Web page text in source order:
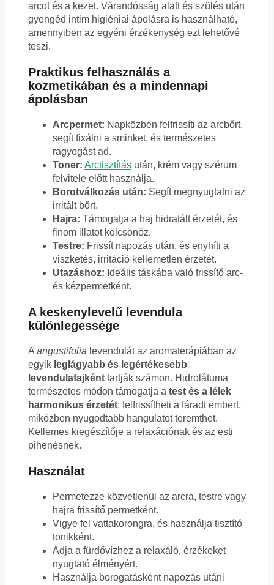
arcot és a kezet. Várandósság alatt és szülés után
gyengéd intim higiéniai ápolásra is használható,
amennyiben az egyéni érzékenység ezt lehetővé
teszi.
Praktikus felhasználás a
kozmetikában és a mindennapi
ápolásban
Arcpermet: Napközben felfrissíti az arcbőrt,
segít fixálni a sminket, és természetes
ragyogást ad.
Toner: Arctisztítás után, krém vagy szérum
felvitele előtt használja.
Borotválkozás után: Segít megnyugtatni az
irritált bőrt.
Hajra: Támogatja a haj hidratált érzetét, és
finom illatot kölcsönöz.
Testre: Frissít napozás után, és enyhíti a
viszketés, irritáció kellemetlen érzetét.
Utazáshoz: Ideális táskába való frissítő arc-
és kézpermetként.
A keskenylevelű levendula
különlegessége
A angustifolia levendulát az aromaterápiában az
egyik leglágyabb és legértékesebb
levendulafajként tartják számon. Hidrolátuma
természetes módon támogatja a test és a lélek
harmonikus érzetét: felfrissítheti a fáradt embert,
miközben nyugodtabb hangulatot teremthet.
Kellemes kiegészítője a relaxációnak és az esti
pihenésnek.
Használat
Permetezze közvetlenül az arcra, testre vagy
hajra frissítő permetként.
Vigye fel vattakorongra, és használja tisztító
tonikként.
Adja a fürdővízhez a relaxáló, érzékeket
nyugtató élményért.
Használja borogatásként napozás utáni